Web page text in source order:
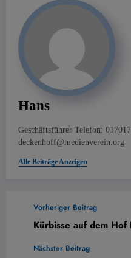
Hans
Geschäftsführer Telefon:
deckenhoff@medienverein.org
Alle Beiträge Anzeigen
Vorheriger Beitrag
Kürbisse auf dem Hof
Nächster Beitrag